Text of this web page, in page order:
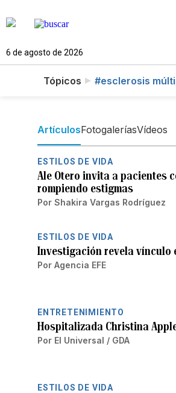
6 de agosto de 2026
Tópicos #esclerosis
ArtículosFotogaleríasVídeos
ESTILOS DE VIDA
Ale Otero invita a pacientes
rompiendo estigmas
Por Shakira Vargas Rodríguez
ESTILOS DE VIDA
Investigación revela vínculo
Por Agencia EFE
ENTRETENIMIENTO
Hospitalizada Christina
Por El Universal / GDA
ESTILOS DE VIDA